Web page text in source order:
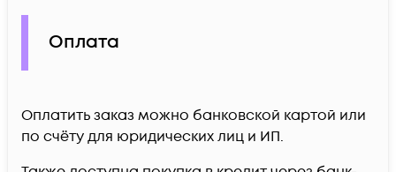
Оплата
Оплатить заказ можно банковской картой или
по счёту для юридических лиц и ИП.